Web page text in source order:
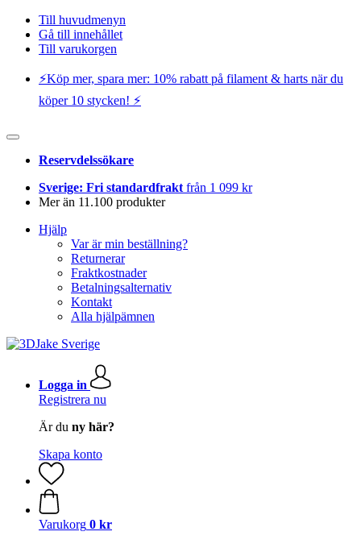
Till huvudmenyn
Gå till innehållet
Till varukorgen
⚡️Köp mer, spara mer: 10% rabatt på filament & harts när du
köper 10 stycken! ⚡️
Reservdelssökare
Sverige: Fri standardfrakt från 1 099 kr
Mer än 11.100 produkter
Hjälp
Var är min beställning?
Returnerar
Fraktkostnader
Betalningsalternativ
Kontakt
Alla hjälpämnen
Logga in
Registrera nu
Är du ny här?
Skapa konto
Varukorg 0 kr